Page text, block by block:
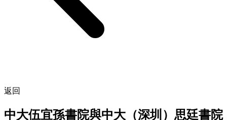
返回
中大伍宜孫書院與中大（深圳）思廷書院